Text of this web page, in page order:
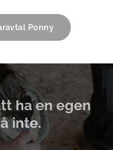
Ponny
ha en egen
inte.